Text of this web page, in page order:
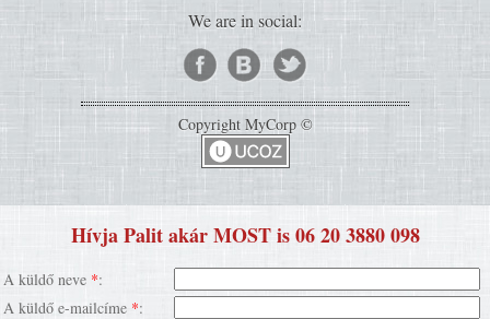
We are in social:
Copyright MyCorp ©
Hívja Palit akár MOST is 06 20 3880 098
A küldő neve *:
A küldő e-mailcíme *: